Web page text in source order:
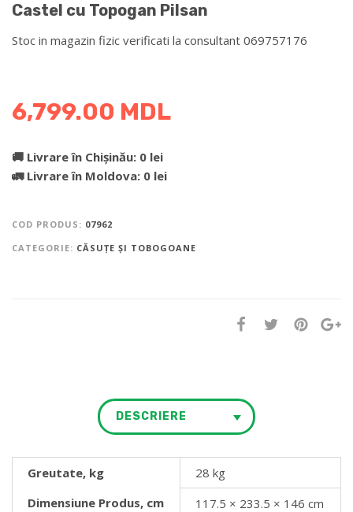
Castel cu Topogan Pilsan
Stoc in magazin fizic verificati la consultant 069757176
6,799.00 MDL
🚚 Livrare în Chișinău: 0 lei
🚛 Livrare în Moldova: 0 lei
COD PRODUS: 07962
CATEGORIE: CĂSUȚE ȘI TOBOGOANE
DESCRIERE
Greutate, kg
28 kg
Dimensiune Produs, cm
117.5 × 233.5 × 146 cm